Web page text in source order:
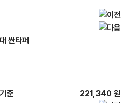
준
221,340 원